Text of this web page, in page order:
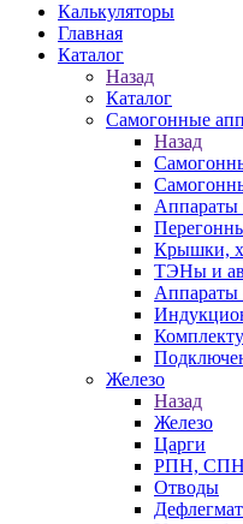
Калькуляторы
Главная
Каталог
Назад
Каталог
Самогонные
Назад
Аппараты
Крышки,
ТЭНы и
Аппараты
Железо
Назад
Железо
Царги
РПН, СПН
Отводы